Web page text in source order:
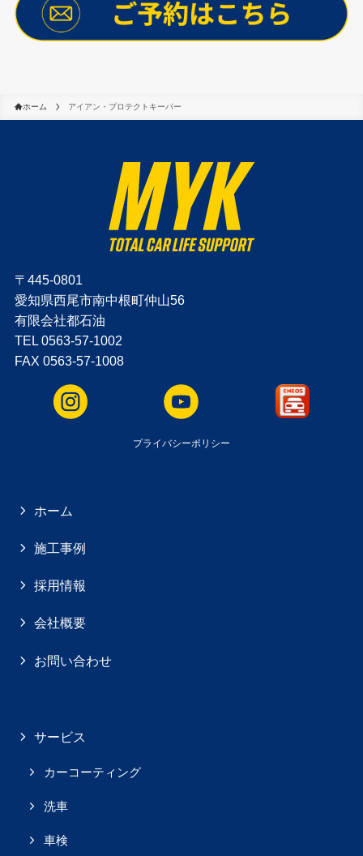
ホーム アイアン・プロテクトキーパー
〒445-0801
愛知県西尾市南中根町仲山56
有限会社都石油
TEL 0563-57-1002
FAX 0563-57-1008
プライバシーポリシー
ホーム
施工事例
採用情報
会社概要
お問い合わせ
サービス
カーコーティング
洗車
車検